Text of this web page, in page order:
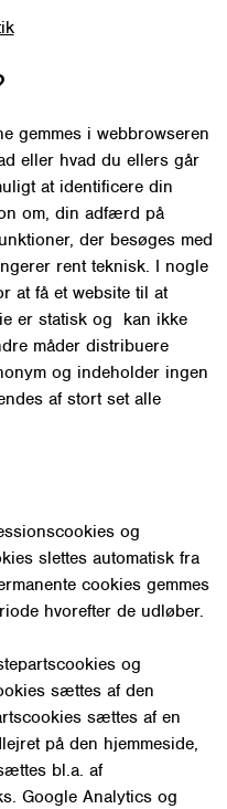
gemmes i webbrowseren
eller hvad du ellers går
at identificere din
om, din adfærd på
der besøges med
rent teknisk. I nogle
at få et website til at
er statisk og kan ikke
måder distribuere
og indeholder ingen
af stort set alle
og
slettes automatisk fra
cookies gemmes
hvorefter de udløber.
og
sættes af den
sættes af en
på den hjemmeside,
bl.a. af
Google Analytics og